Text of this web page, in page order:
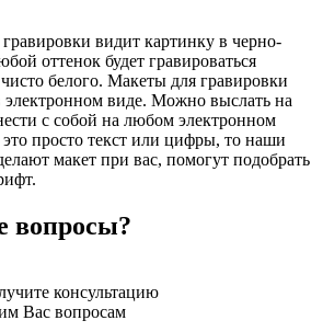
видит картинку в черно-
оттенок будет гравироваться
белого. Макеты для гравировки
виде. Можно выслать на
с собой на любом электронном
просто текст или цифры, то наши
макет при вас, помогут подобрать
вопросы?
консультацию
Вас вопросам